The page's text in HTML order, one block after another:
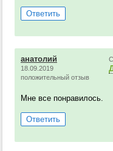
Ответить
анатолий
18.09.2019
положительный отзыв
Мне все понравилось.
Ответить